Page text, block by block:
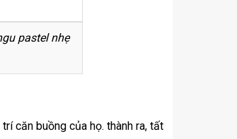
pastel nhẹ
căn buồng của họ. thành ra, tất